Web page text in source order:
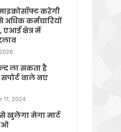
करेगी
अधिक कर्मचारियों
क्षेत्र में
ला सकता है
सपोर्ट वाले नए
11, 2024
से खुलेगा मेगा मार्ट